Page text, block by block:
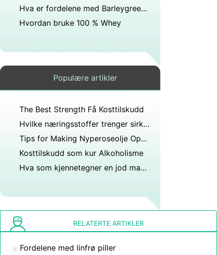
Hva er fordelene med Barleygreen - Grønn Magma
Hvordan bruke 100 % Whey
Populære artikler
The Best Strength Få Kosttilskudd
Hvilke næringsstoffer trenger sirkulasjonssystemet ditt?
Tips for Making Nyperoseolje Oppskrifter
Kosttilskudd som kur Alkoholisme
Hva som kjennetegner en jod mangel
RELATERTE ARTIKLER
Fordelene med linfrø piller